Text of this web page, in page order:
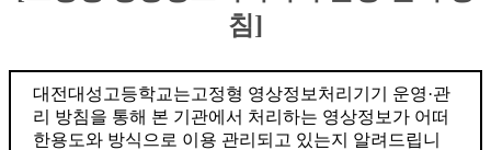
침]
대전대성고등학교는고정형 영상정보처리기기 운영·관
리 방침을 통해 본 기관에서 처리하는 영상정보가 어떠
한용도와 방식으로 이용 관리되고 있는지 알려드립니